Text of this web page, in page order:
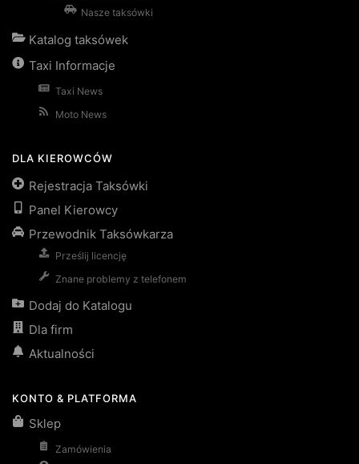
Nasze taksówki
Katalog taksówek
Taxi Informacje
Taxi News
Moto News
DLA KIEROWCÓW
Rejestracja Taksówki
Panel Kierowcy
Przewodnik Taksówkarza
Prześlij licencję
Znane problemy z telefonem
Dodaj do Katalogu
Dla firm
Aktualności
KONTO & PLATFORMA
Sklep
Zamówienia